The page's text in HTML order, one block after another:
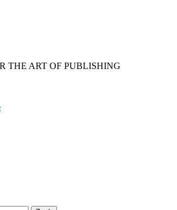
THE ART OF PUBLISHING